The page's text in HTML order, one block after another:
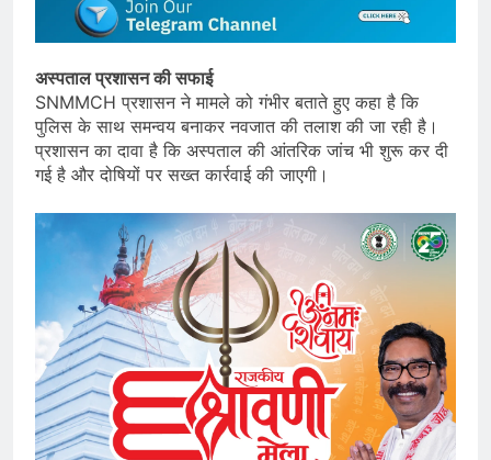
अस्पताल प्रशासन की सफाई
SNMMCH प्रशासन ने मामले को गंभीर बताते हुए कहा है कि
पुलिस के साथ समन्वय बनाकर नवजात की तलाश की जा रही है।
प्रशासन का दावा है कि अस्पताल की आंतरिक जांच भी शुरू कर दी
गई है और दोषियों पर सख्त कार्रवाई की जाएगी।